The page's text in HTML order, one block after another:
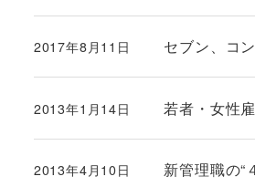
セブン、コ
投稿日
2017年8月11日
若者・女性
投稿日
2013年1月14日
新管理職の
投稿日
2013年4月10日